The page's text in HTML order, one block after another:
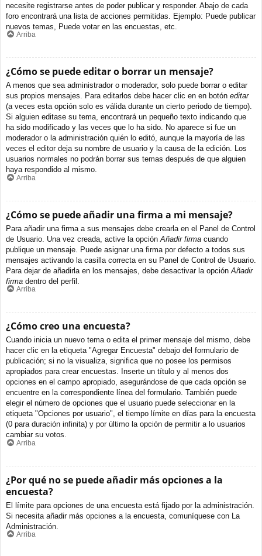
necesite registrarse antes de poder publicar y responder. Abajo de cada
foro encontrará una lista de acciones permitidas. Ejemplo: Puede publicar
nuevos temas, Puede votar en las encuestas, etc.
Arriba
¿Cómo se puede editar o borrar un mensaje?
A menos que sea administrador o moderador, solo puede borrar o editar
sus propios mensajes. Para editarlos debe hacer clic en en botón editar
(a veces esta opción solo es válida durante un cierto periodo de tiempo).
Si alguien editase su tema, encontrará un pequeño texto indicando que
ha sido modificado y las veces que lo ha sido. No aparece si fue un
moderador o la administración quién lo editó, aunque la mayoría de las
veces el editor deja su nombre de usuario y la causa de la edición. Los
usuarios normales no podrán borrar sus temas después de que alguien
haya respondido al mismo.
Arriba
¿Cómo se puede añadir una firma a mi mensaje?
Para añadir una firma a sus mensajes debe crearla en el Panel de Control
de Usuario. Una vez creada, active la opción Añadir firma cuando
publique un mensaje. Puede asignar una firma por defecto a todos sus
mensajes activando la casilla correcta en su Panel de Control de Usuario.
Para dejar de añadirla en los mensajes, debe desactivar la opción Añadir
firma dentro del perfil.
Arriba
¿Cómo creo una encuesta?
Cuando inicia un nuevo tema o edita el primer mensaje del mismo, debe
hacer clic en la etiqueta "Agregar Encuesta" debajo del formulario de
publicación; si no la visualiza, significa que no posee los permisos
apropiados para crear encuestas. Inserte un título y al menos dos
opciones en el campo apropiado, asegurándose de que cada opción se
encuentre en la correspondiente línea del formulario. También puede
elegir el número de opciones que el usuario puede seleccionar en la
etiqueta "Opciones por usuario", el tiempo límite en días para la encuesta
(0 para duración infinita) y por último la opción de permitir a lo usuarios
cambiar su votos.
Arriba
¿Por qué no se puede añadir más opciones a la
encuesta?
El límite para opciones de una encuesta está fijado por la administración.
Si necesita añadir más opciones a la encuesta, comuníquese con La
Administración.
Arriba